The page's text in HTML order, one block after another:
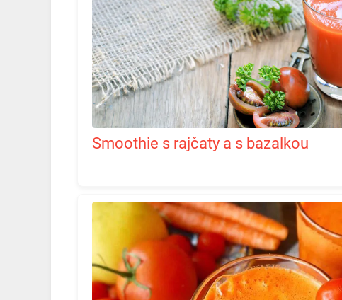
Smoothie s rajčaty a s bazalkou